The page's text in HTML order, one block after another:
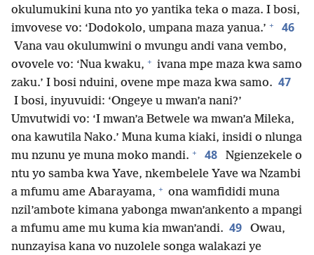
okulumukini kuna nto yo yantika teka o maza. I bosi,
imvovese vo: ‘Dodokolo, umpana maza yanua.’ + 46
Vana vau okulumwini o mvungu andi vana vembo,
ovovele vo: ‘Nua kwaku, + ivana mpe maza kwa samo
zaku.’ I bosi nduini, ovene mpe maza kwa samo. 47
I bosi, inyuvuidi: ‘Ongeye u mwan’a nani?’
Umvutwidi vo: ‘I mwan’a Betwele wa mwan’a Mileka,
ona kawutila Nako.’ Muna kuma kiaki, insidi o nlunga
mu nzunu ye muna moko mandi. + 48
Ngienzekele o
ntu yo samba kwa Yave, nkembelele Yave wa Nzambi
a mfumu ame Abarayama, + ona wamfididi muna
nzil’ambote kimana yabonga mwan’ankento a mpangi
a mfumu ame mu kuma kia mwan’andi. 49
Owau,
nunzayisa kana vo nuzolele songa walakazi ye